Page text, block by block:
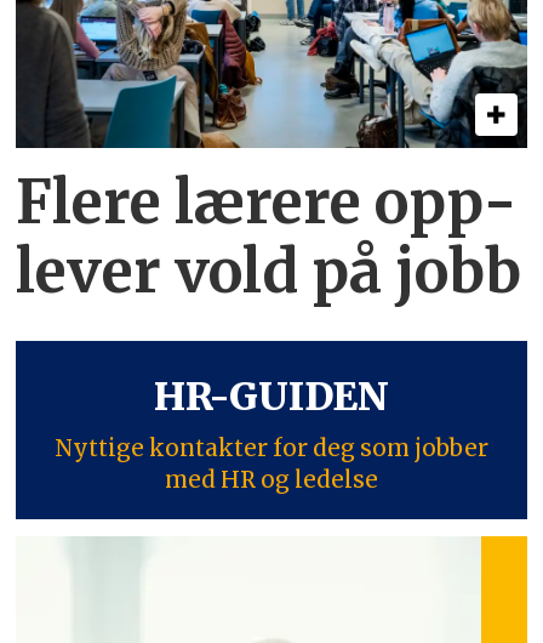
Flere lærere opp­
lever vold på jobb
HR-GUIDEN
Nyttige kontakter for deg som jobber
med HR og ledelse